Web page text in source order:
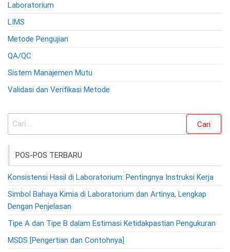
Laboratorium
LIMS
Metode Pengujian
QA/QC
Sistem Manajemen Mutu
Validasi dan Verifikasi Metode
Cari
POS-POS TERBARU
Konsistensi Hasil di Laboratorium: Pentingnya Instruksi Kerja
Simbol Bahaya Kimia di Laboratorium dan Artinya, Lengkap
Dengan Penjelasan
Tipe A dan Tipe B dalam Estimasi Ketidakpastian Pengukuran
MSDS [Pengertian dan Contohnya]